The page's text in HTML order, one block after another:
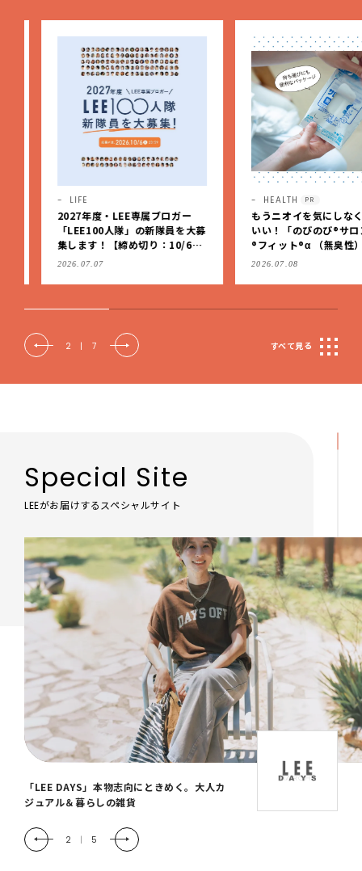
LIFE
2027年度・LEE専属ブロガー
「LEE100人隊」の新隊員を大募
集します！【締め切り：10/6
（火）】
2026.07.07
HEALTH PR
もうニオイを気にしなくっ
いい！「のびのび®サロン
®フィット®α （無臭性）」
肩こりや足腰のダルさを出
2026.07.08
2 | 7 すべて見る
Special Site
LEEがお届けするスペシャルサイト
「LEE DAYS」本物志向にときめく。大人カ
ジュアル＆暮らしの雑貨
2 | 5